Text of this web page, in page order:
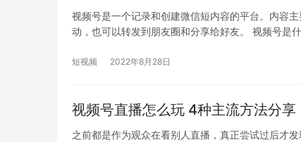
视频号是一个记录和创建微信短内容的平台。内容
动，也可以转发到朋友圈和分享给好友。 视频号是
短视频 2022年8月28日
视频号直播怎么玩 4种主流方法分享
之前都是作为观众在看别人直播，真正尝试过后才